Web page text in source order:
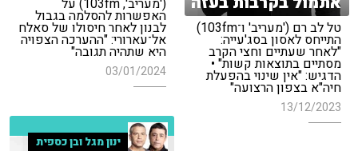
('מעריב', 103fm) על
האפשרות להסלמה בגבול
לבנון לאחר חיסולו של סאלח
אל־עארורי: "ההערכה הצפויה
היא שתהיה תגובה"
03/01/2024
טל לב רם ('מעריב' ו־103fm)
התייחס לאסון בסג'עייה:
"לאחר שעתיים וחצי הקרב
מסתיים בתוצאות קשות" •
הדגיש: "אין שינוי בהפעלת
חיה"א בצפון הרצועה"
13/12/2023
ינון מגל ובן כספית